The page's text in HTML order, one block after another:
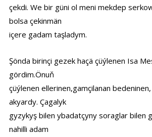
çekdi. We bir güni ol meni mekdep
bolsa çekinmän
içere gadam taşladym.
Şönda birinçi gezek haçä çüýlenen Isa
gördim.Önuň
çüýlenen ellerinen,gamçilanan
akyardy. Çagalyk
gyzykyş bilen ybadatçyny soraglar bilen
nahilli adam